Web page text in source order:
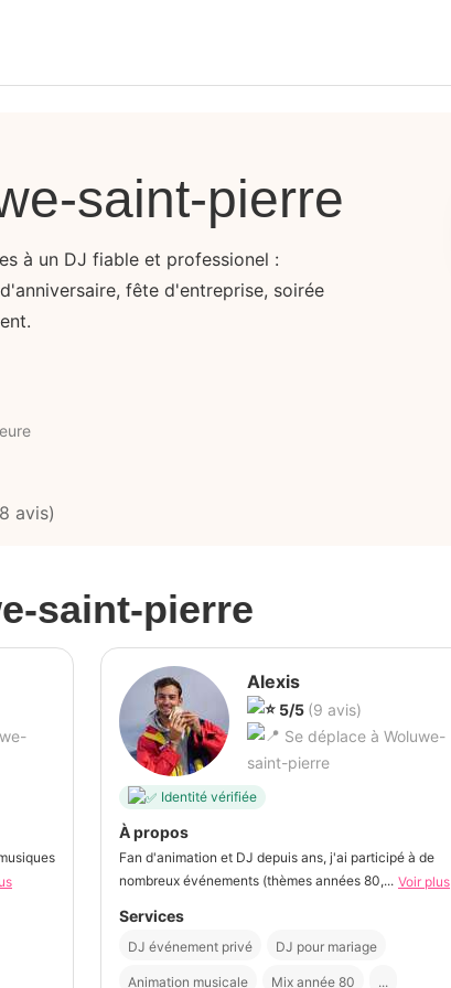
saint-pierre
à un DJ fiable et professionel :
fête d'entreprise, soirée
avis)
saint-pierre
Alexis
5/5 (9 avis)
Se déplace à Woluwe-
saint-pierre
Identité vérifiée
À propos
Fan d'animation et DJ depuis ans, j'ai participé à de
nombreux événements (thèmes années 80,... Voir plus
Services
DJ événement privé DJ pour mariage
Animation musicale Mix année 80 ...